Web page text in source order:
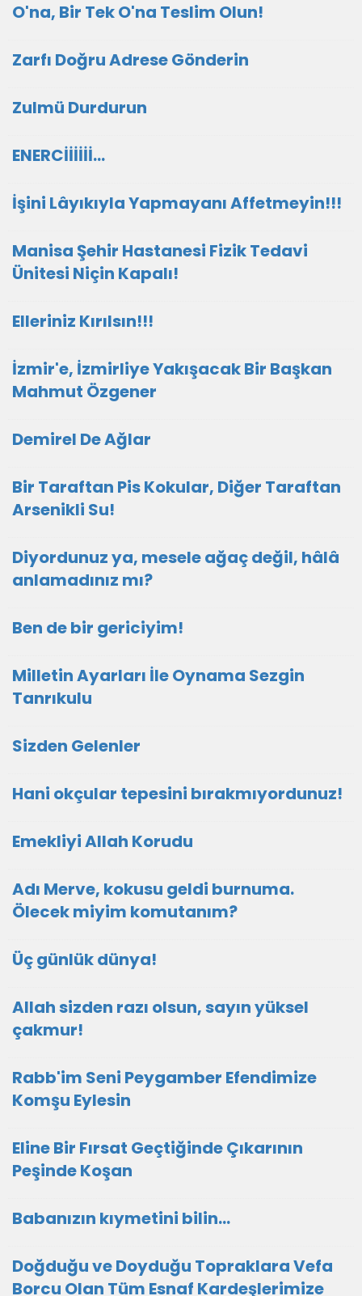
O'na, Bir Tek O'na Teslim Olun!
Zarfı Doğru Adrese Gönderin
Zulmü Durdurun
ENERCİİİİİİ...
İşini Lâyıkıyla Yapmayanı Affetmeyin!!!
Manisa Şehir Hastanesi Fizik Tedavi
Ünitesi Niçin Kapalı!
Elleriniz Kırılsın!!!
İzmir'e, İzmirliye Yakışacak Bir Başkan
Mahmut Özgener
Demirel De Ağlar
Bir Taraftan Pis Kokular, Diğer Taraftan
Arsenikli Su!
Diyordunuz ya, mesele ağaç değil, hâlâ
anlamadınız mı?
Ben de bir gericiyim!
Milletin Ayarları İle Oynama Sezgin
Tanrıkulu
Sizden Gelenler
Hani okçular tepesini bırakmıyordunuz!
Emekliyi Allah Korudu
Adı Merve, kokusu geldi burnuma.
Ölecek miyim komutanım?
Üç günlük dünya!
Allah sizden razı olsun, sayın yüksel
çakmur!
Rabb'im Seni Peygamber Efendimize
Komşu Eylesin
Eline Bir Fırsat Geçtiğinde Çıkarının
Peşinde Koşan
Babanızın kıymetini bilin...
Doğduğu ve Doyduğu Topraklara Vefa
Borcu Olan Tüm Esnaf Kardeşlerimize